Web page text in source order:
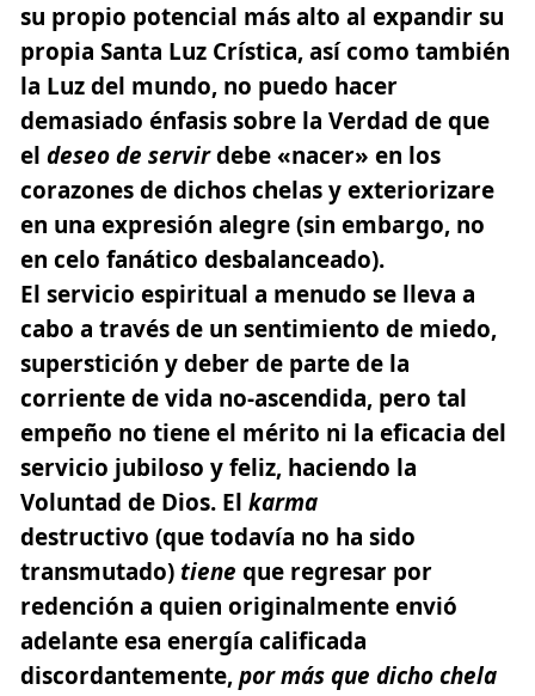
su propio potencial más alto al expandir su
propia Santa Luz Crística, así como también
la Luz del mundo, no puedo hacer
demasiado énfasis sobre la Verdad de que
el deseo de servirdebe «nacer» en los
corazones de dichos chelas y exteriorizare
en una expresión alegre (sin embargo, no
en celo fanático desbalanceado).
El servicio espiritual a menudo se lleva a
cabo a través de un sentimiento de miedo,
superstición y deber de parte de la
corriente de vida no-ascendida, pero tal
empeño no tiene el mérito ni la eficacia del
servicio jubiloso y feliz, haciendo la
Voluntad de Dios. El karma
destructivo (que todavía no ha sido
transmutado) tiene que regresar por
redención a quien originalmente envió
adelante esa energía calificada
discordantemente,por más que dicho chela